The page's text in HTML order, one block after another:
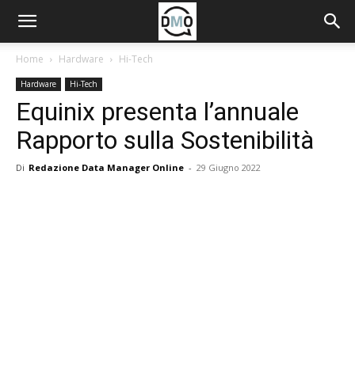
Home Hardware Hi-Tech
Hardware Hi-Tech
Equinix presenta l’annuale
Rapporto sulla Sostenibilità
Di Redazione Data Manager Online - 29 Giugno 2022